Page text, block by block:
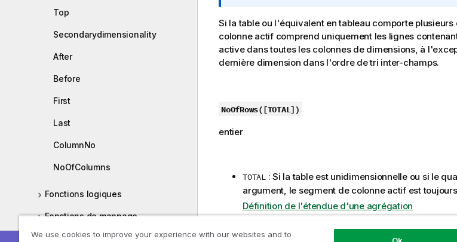
Top
Secondarydimensionality
After
Before
First
Last
ColumnNo
NoOfColumns
Fonctions logiques
Fonctions de mappage
Fonctions mathématiques
o
r
m
a
n
Si la table ou l'équivalent en tableau comporte
colonne actif comprend uniquement les lignes
active dans toutes les colonnes de dimensions, à
dernière dimension dans l'ordre de tri inter-champs.
NoOfRows([TOTAL] )
entier
TOTAL: Si la table est unidimensionnelle ou si le
argument, le segment de colonne actif est
Définition de l'étendue d'une agrégation
We use cookies to improve your experience with our websites and to